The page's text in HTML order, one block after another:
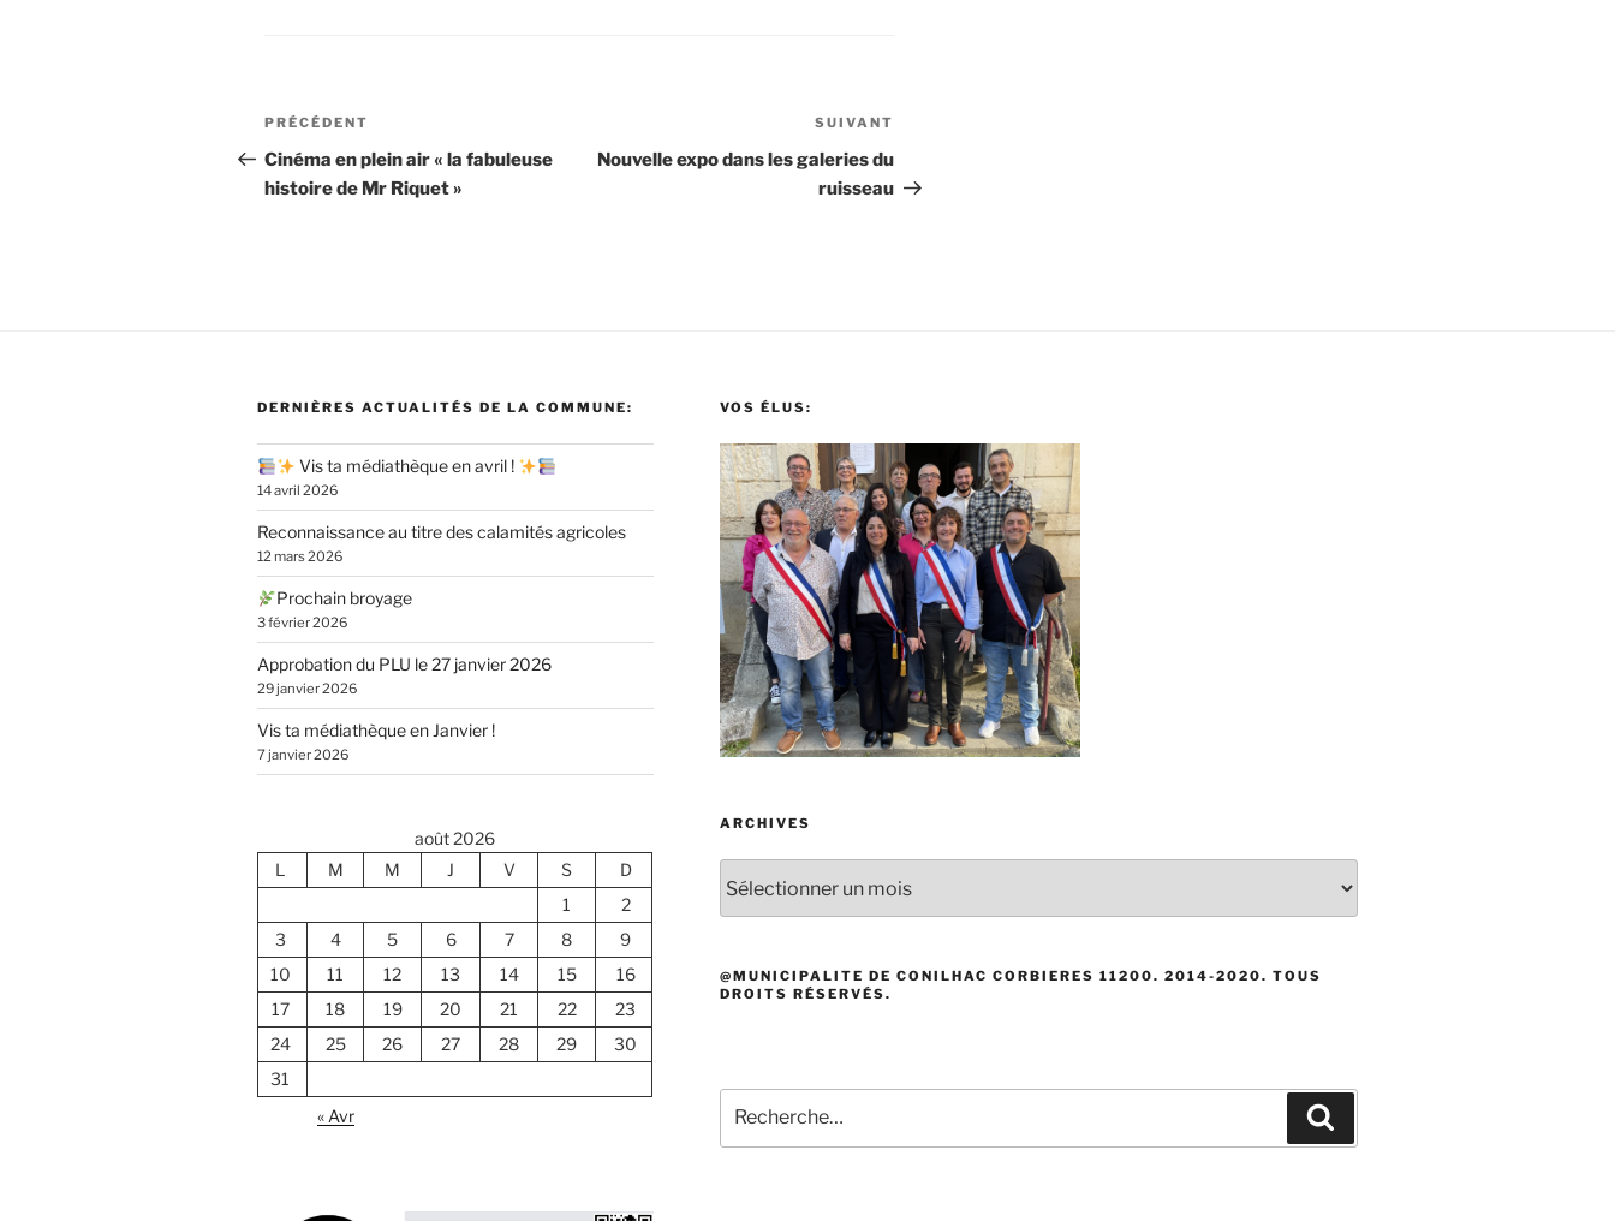
Navigation
de
l’article
Article
précédent
PRÉCÉDENT
Cinéma en plein air « la fabuleuse
histoire de Mr Riquet »
suivant
SUIVANT
Nouvelle expo dans les galeries du
ruisseau
DERNIÈRES ACTUALITÉS DE LA COMMUNE:
Vis ta médiathèque en avril !
14 avril 2026
Reconnaissance au titre des calamités agricoles
12 mars 2026
Prochain broyage
3 février 2026
Approbation du PLU le 27 janvier 2026
29 janvier 2026
Vis ta médiathèque en Janvier !
7 janvier 2026
août 2026
L
M M J V S
D
1
2
3
4 5 6 7 8
9
10
11 12 13 14 15
16
17
18 19 20 21 22
23
24
25 26 27 28 29
30
31
« Avr
VOS ÉLUS:
ARCHIVES
@MUNICIPALITE DE CONILHAC CORBIERES 11200. 2014-2020. TOUS
DROITS RÉSERVÉS.
pour
: